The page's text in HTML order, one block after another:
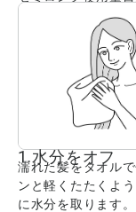
1.水分をオフ
濡れた髪をタオル
ンと軽くたたくよ
に水分を取ります。